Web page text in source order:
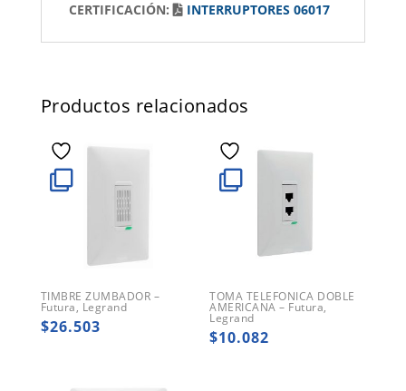
CERTIFICACIÓN:
INTERRUPTORES 06017
Productos relacionados
TIMBRE ZUMBADOR –
Futura, Legrand
$26.503
TOMA TELEFONICA DOBLE
AMERICANA – Futura,
Legrand
$10.082